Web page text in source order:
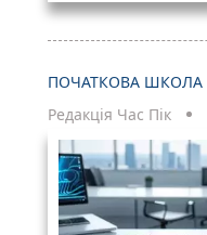
ПОЧАТКОВА ШКОЛА
Редакція Час Пік